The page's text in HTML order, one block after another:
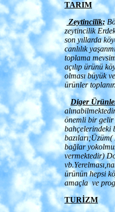
TARIM
Zeytincilik;
zeytincilik
son yıllarda
canlılık
toplama
açılıp ürünü
olması büyük
ürünler toplanır.
Diger
önemli bir gelir
bahçelerindeki
bağlar
vermektedir)
ürünün hepsi
amaçla ve
TURİZM